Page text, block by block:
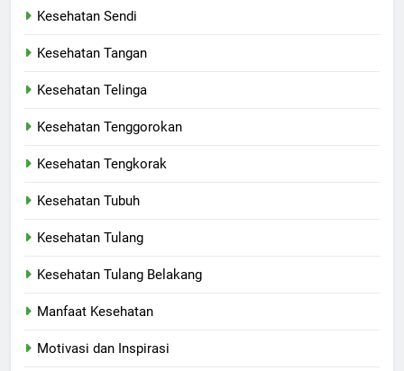
Kesehatan Sendi
Kesehatan Tangan
Kesehatan Telinga
Kesehatan Tenggorokan
Kesehatan Tengkorak
Kesehatan Tubuh
Kesehatan Tulang
Kesehatan Tulang Belakang
Manfaat Kesehatan
Motivasi dan Inspirasi